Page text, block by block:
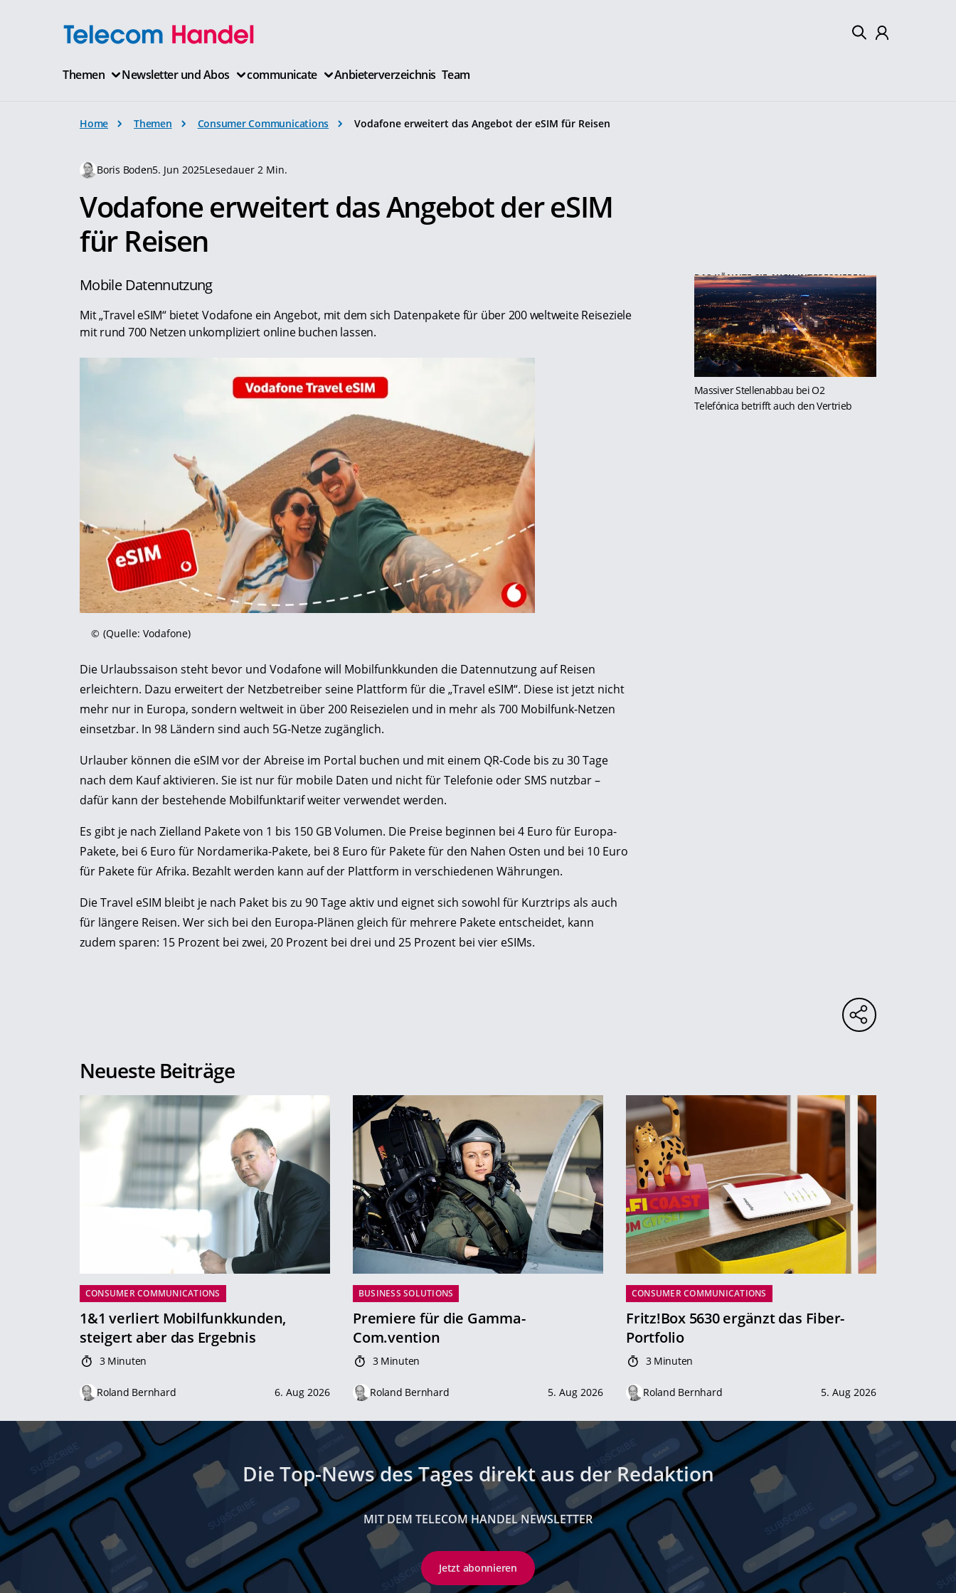
Themen Newsletter und Abos communicate Anbieterverzeichnis Team
Home Themen Consumer Communications Vodafone erweitert das Angebot der eSIM für Reisen
Boris Boden5. Jun 2025Lesedauer 2 Min.
Vodafone erweitert das Angebot der eSIM
für Reisen
Mobile Datennutzung
Mit „Travel eSIM“ bietet Vodafone ein Angebot, mit dem sich Datenpakete für über 200 weltweite Reiseziele
mit rund 700 Netzen unkompliziert online buchen lassen.
© (Quelle: Vodafone)
Die Urlaubssaison steht bevor und Vodafone will Mobilfunkkunden die Datennutzung auf Reisen
erleichtern. Dazu erweitert der Netzbetreiber seine Plattform für die „Travel eSIM“. Diese ist jetzt nicht
mehr nur in Europa, sondern weltweit in über 200 Reisezielen und in mehr als 700 Mobilfunk-Netzen
einsetzbar. In 98 Ländern sind auch 5G-Netze zugänglich.
Urlauber können die eSIM vor der Abreise im Portal buchen und mit einem QR-Code bis zu 30 Tage
nach dem Kauf aktivieren. Sie ist nur für mobile Daten und nicht für Telefonie oder SMS nutzbar –
dafür kann der bestehende Mobilfunktarif weiter verwendet werden.
Es gibt je nach Zielland Pakete von 1 bis 150 GB Volumen. Die Preise beginnen bei 4 Euro für Europa-
Pakete, bei 6 Euro für Nordamerika-Pakete, bei 8 Euro für Pakete für den Nahen Osten und bei 10 Euro
für Pakete für Afrika. Bezahlt werden kann auf der Plattform in verschiedenen Währungen.
Die Travel eSIM bleibt je nach Paket bis zu 90 Tage aktiv und eignet sich sowohl für Kurztrips als auch
für längere Reisen. Wer sich bei den Europa-Plänen gleich für mehrere Pakete entscheidet, kann
zudem sparen: 15 Prozent bei zwei, 20 Prozent bei drei und 25 Prozent bei vier eSIMs.
DAS KÖNNTE SIE AUCH INTERESSIEREN:
Massiver Stellenabbau bei O2
Telefónica betrifft auch den Vertrieb
Neueste Beiträge
CONSUMER COMMUNICATIONS
1&1 verliert Mobilfunkkunden,
steigert aber das Ergebnis
3 Minuten
Roland Bernhard 6. Aug 2026
BUSINESS SOLUTIONS
Premiere für die Gamma-
Com.vention
3 Minuten
Roland Bernhard 5. Aug 2026
CONSUMER COMMUNICATIONS
Fritz!Box 5630 ergänzt das Fiber-
Portfolio
3 Minuten
Roland Bernhard 5. Aug 2026
Die Top-News des Tages direkt aus der Redaktion
MIT DEM TELECOM HANDEL NEWSLETTER
Jetzt abonnieren